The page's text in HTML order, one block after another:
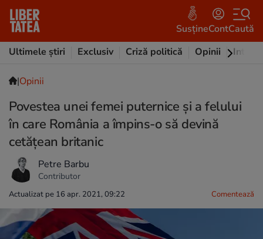
SusțineContCaută
Ultimele știri
Exclusiv Criză politică Opinii
|Opinii
Povestea unei femei puternice și a felului
în care România a împins-o să devină
cetățean britanic
Petre Barbu
Contributor
Actualizat pe 16 apr. 2021, 09:22 Comentează